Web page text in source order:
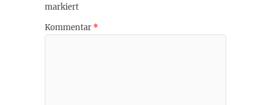
markiert
Kommentar *